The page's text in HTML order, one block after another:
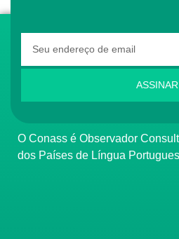
ASSINAR
O Conass é Observador Consultivo da Comunidade
dos Países de Língua